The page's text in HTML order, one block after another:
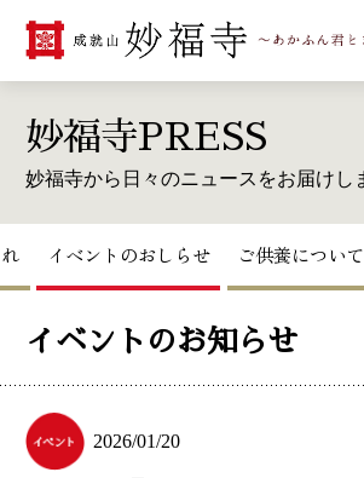
イベントのおしらせ ご供養について
イベントのお知らせ
2026/01/20